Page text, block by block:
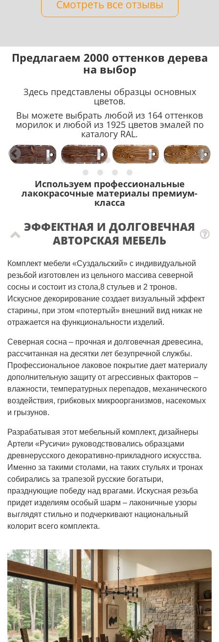
Смотреть все отзывы
Предлагаем 2000 оттенков дерева
на выбор
Здесь представлены образцы основных
цветов.
Вы можете выбрать любой из 164 оттенков
морилок и любой из 1925 цветов эмалей по
каталогу RAL.
Используем профессиональные
лакокрасочные материалы премиум-
класса
ЭФФЕКТНАЯ И ДОЛГОВЕЧНАЯ
АВТОРСКАЯ МЕБЕЛЬ
Комплект мебели «Суздальский» с индивидуальной
резьбой изготовлен из цельного массива северной
сосны и состоит из стола,8 стульев и 2 тронов.
Искусное декорирование создает визуальный эффект
старины, при этом «потертый» внешний вид никак не
отражается на функциональности изделий.
Северная сосна – прочная и долговечная древесина,
рассчитанная на десятки лет безупречной службы.
Профессиональное лаковое покрытие дает материалу
дополнительную защиту от агрессивных факторов –
влажности, температурных перепадов, механического
воздействия, грибковых микроорганизмов, насекомых
и грызунов.
Разрабатывая этот мебельный комплект, дизайнеры
Артели «Русичи» руководствовались образцами
древнерусского декоративно-прикладного искусства.
Именно за такими столами, на таких стульях и тронах
собирались за трапезой русские богатыри,
празднующие победу над врагами. Искусная резьба
придет изделиям особый шарм – лаконичные узоры
выглядят стильно и подчеркивают национальный
колорит всего комплекта.